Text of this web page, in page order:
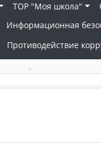
ТОР "Моя школа"
Информационная
Противодействие